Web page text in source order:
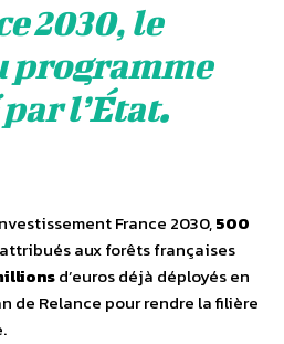
2030, le
programme
l’État.
France 2030,500
aux forêts françaises
d’euros déjà déployés en
de Relance pour rendre la filière